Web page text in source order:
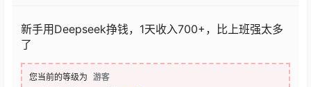
新手用Deepseek挣钱，1天收入700+，比上班强太多
了
您当前的等级为 游客